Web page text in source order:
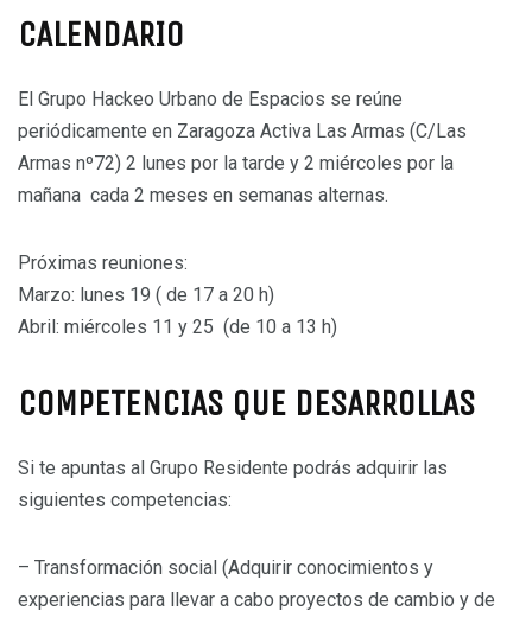
CALENDARIO
El Grupo Hackeo Urbano de Espacios se reúne
periódicamente en Zaragoza Activa Las Armas (C/Las
Armas nº72) 2 lunes por la tarde y 2 miércoles por la
mañana cada 2 meses en semanas alternas.
Próximas reuniones:
Marzo: lunes 19 ( de 17 a 20 h)
Abril: miércoles 11 y 25 (de 10 a 13 h)
COMPETENCIAS QUE DESARROLLAS
Si te apuntas al Grupo Residente podrás adquirir las
siguientes competencias:
– Transformación social (Adquirir conocimientos y
experiencias para llevar a cabo proyectos de cambio y de